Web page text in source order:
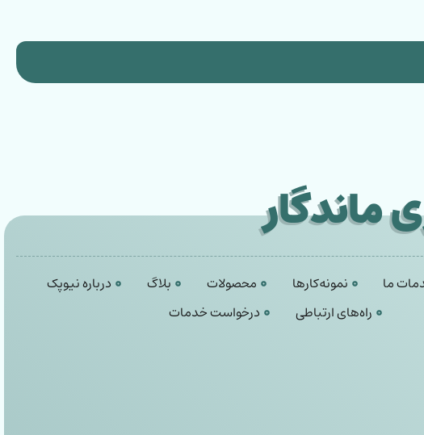
ماندگار
ما نمونه‌کارها محصولات بلاگ
درباره نیوپک
راه‌های ارتباطی
درخواست خدمات